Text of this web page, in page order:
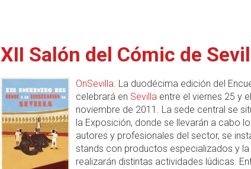
XII Salón del Cómic de
OnSevilla. La duodécima edición del
celebrará en Sevilla entre el viernes 25 y
noviembre de 2011. La sede central se
la Exposición, donde se llevarán a cabo
autores y profesionales del sector, se
stands con productos especializados y
realizarán distintas actividades lúdicas.